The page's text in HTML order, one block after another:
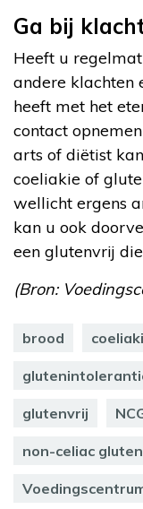
Ga bij
Heeft u
andere klachten
heeft met het
contact
arts of diëtist
coeliakie of
wellicht ergens
kan u ook
een glutenvrij
(Bron:
brood
glutenvrij
non-celiac